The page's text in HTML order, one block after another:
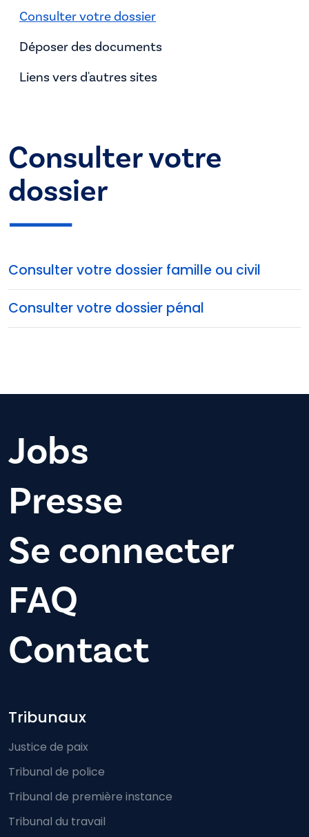
Consulter votre dossier
Déposer des documents
Liens vers d'autres sites
Consulter votre
dossier
Consulter votre dossier famille ou civil
Consulter votre dossier pénal
Jobs
Presse
Se connecter
FAQ
Contact
Footer-menu
Tribunaux
Justice de paix
Tribunal de police
Tribunal de première instance
Tribunal du travail